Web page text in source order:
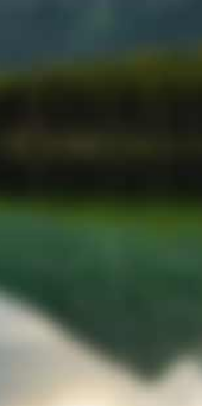
gouvernement
du